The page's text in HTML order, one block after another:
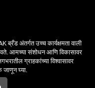
अंतर्गत उच्च कार्यक्षमता वाली
आमच्या संशोधन आणि विकासावर
ग्राहकांच्या विश्वासावर
जाणून घ्या.